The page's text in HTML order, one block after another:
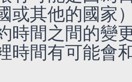
或其他的國家
時間之間的變
時間有可能會